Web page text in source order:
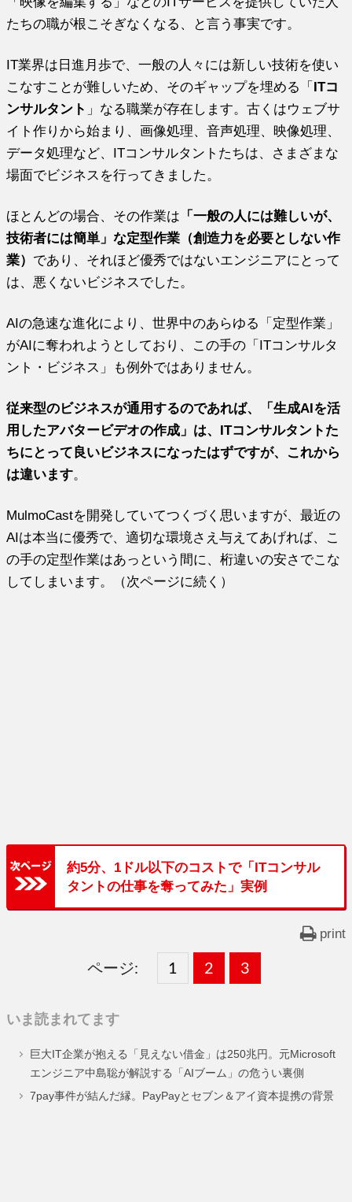
たちの職が根こそぎなくなる、と言う事実です。
IT業界は日進月歩で、一般の人々には新しい技術を使い
こなすことが難しいため、そのギャップを埋める「 ITコ
ンサルタント 」なる職業が存在します。古くはウェブサ
イト作りから始まり、画像処理、音声処理、映像処理、
データ処理など、ITコンサルタントたちは、さまざまな
場面でビジネスを行ってきました。
ほとんどの場合、その作業は 「一般の人には難しいが、
技術者には簡単」な定型作業（創造力を必要としない作
業） であり、それほど優秀ではないエンジニアにとって
は、悪くないビジネスでした。
AIの急速な進化により、世界中のあらゆる「定型作業」
がAIに奪われようとしており、この手の「ITコンサルタ
ント・ビジネス」も例外ではありません。
従来型のビジネスが通用するのであれば、「生成AIを活
用したアバタービデオの作成」は、ITコンサルタントた
ちにとって良いビジネスになったはずですが、これから
は違います。
MulmoCastを開発していてつくづく思いますが、最近の
AIは本当に優秀で、適切な環境さえ与えてあげれば、こ
の手の定型作業はあっという間に、桁違いの安さでこな
してしまいます。（次ページに続く）
約5分、1ドル以下のコストで「ITコンサル
タントの仕事を奪ってみた」実例
print
ページ:
固
ー
ジ
1 ,
固
ー
ジ
2 ,
固
ー
ジ
3
いま読まれてます
巨大IT企業が抱える「見えない借金」は250兆円。元Microsoft
エンジニア中島聡が解説する「AIブーム」の危うい裏側
7pay事件が結んだ縁。PayPayとセブン＆アイ資本提携の背景